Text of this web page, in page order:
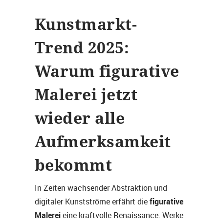
Kunstmarkt-
Trend 2025:
Warum figurative
Malerei jetzt
wieder alle
Aufmerksamkeit
bekommt
In Zeiten wachsender Abstraktion und
digitaler Kunstströme erfährt die figurative
Malereieine kraftvolle Renaissance. Werke